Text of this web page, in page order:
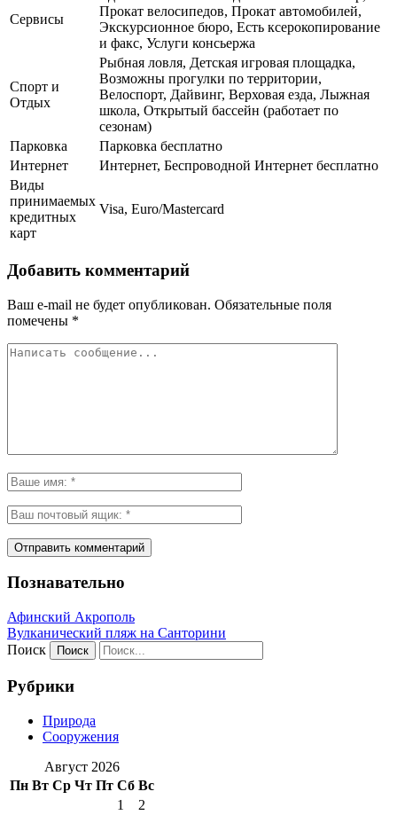
Сервисы
Прокат велосипедов, Прокат автомобилей,
Экскурсионное бюро, Есть ксерокопирование
и факс, Услуги консьержа
Спорт и
Отдых
Рыбная ловля, Детская игровая площадка,
Возможны прогулки по территории,
Велоспорт, Дайвинг, Верховая езда, Лыжная
школа, Открытый бассейн (работает по
сезонам)
Парковка
Парковка бесплатно
Интернет
Интернет, Беспроводной Интернет бесплатно
Виды
принимаемых
кредитных
карт
Visa, Euro/Mastercard
Добавить комментарий
Ваш e-mail не будет опубликован. Обязательные поля
помечены *
Познавательно
Афинский Акрополь
Вулканический пляж на Санторини
Поиск
Рубрики
Природа
Сооружения
Август 2026
Пн Вт Ср Чт Пт Сб Вс
1
2